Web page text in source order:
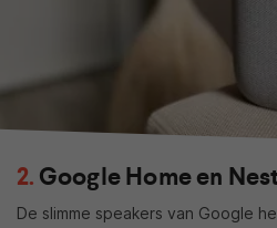
Google Home en
De slimme speakers van Google